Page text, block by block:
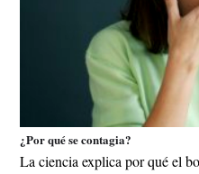
¿Por qué se contagia?
La ciencia explica por qué el